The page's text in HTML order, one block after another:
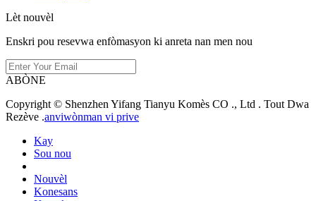
Lèt nouvèl
Enskri pou resevwa enfòmasyon ki anreta nan men nou
ABÒNE
Copyright © Shenzhen Yifang Tianyu Komès CO ., Ltd . Tout Dwa
Rezève .anviwònman vi prive
Kay
Sou nou
Nouvèl
Konesans